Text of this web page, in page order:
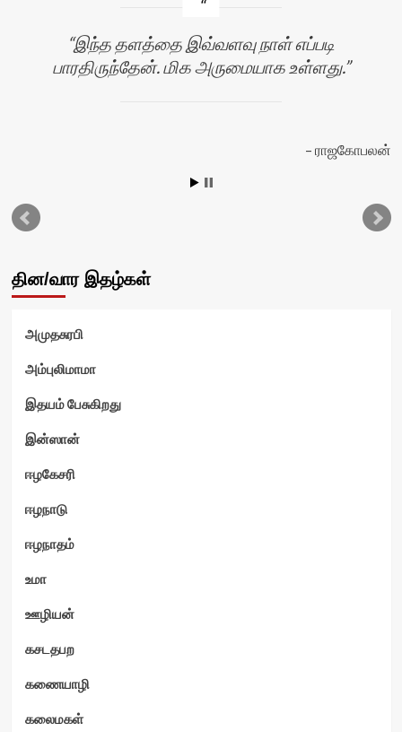
இந்த தளத்தை இவ்வளவு நாள் எப்படி
பாரதிருந்தேன். மிக அருமையாக உள்ளது.
ராஜகோபலன்
தின/வார இதழ்கள்
அமுதசுரபி
அம்புலிமாமா
இதயம் பேசுகிறது
இன்ஸான்
ஈழகேசரி
ஈழநாடு
ஈழநாதம்
உமா
ஊழியன்
கசடதபற
கணையாழி
கலைமகள்